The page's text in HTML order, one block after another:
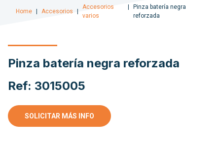
Home Accesorios
Accesorios
varios
Pinza batería negra
reforzada
Pinza batería negra reforzada
Ref: 3015005
SOLICITAR MÁS INFO